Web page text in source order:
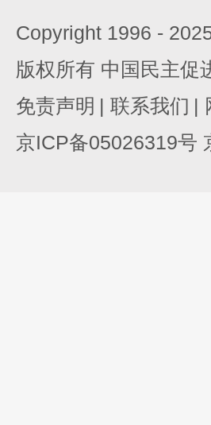
Copyright 1996 -
版权所有 中国民主促
免责声明 | 联系我们 |
京ICP备05026319号